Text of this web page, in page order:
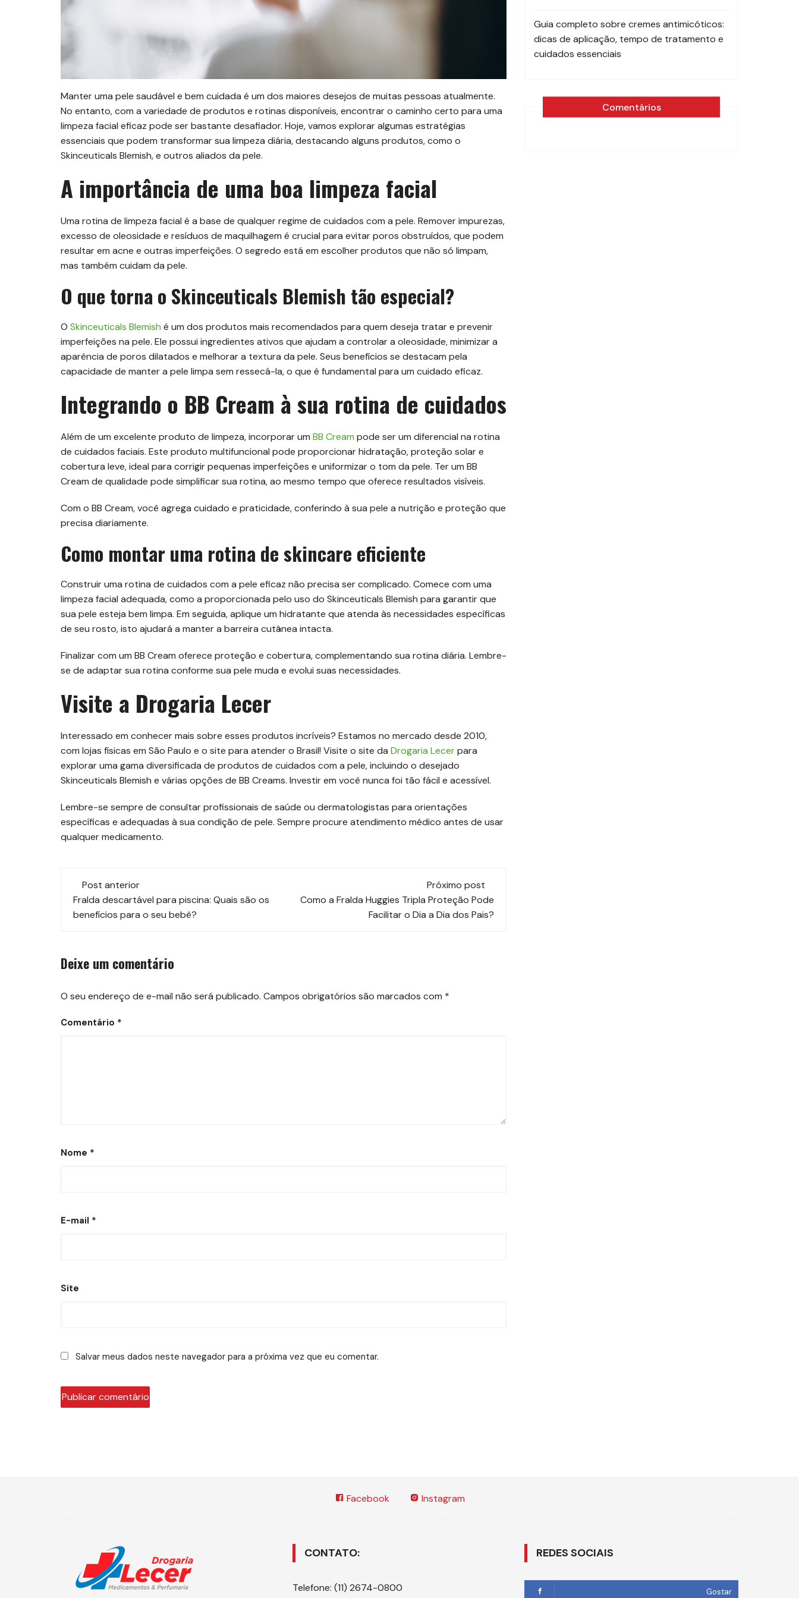
Manter uma pele saudável e bem cuidada é um dos maiores desejos de muitas pessoas atualmente.
No entanto, com a variedade de produtos e rotinas disponíveis, encontrar o caminho certo para uma
limpeza facial eficaz pode ser bastante desafiador. Hoje, vamos explorar algumas estratégias
essenciais que podem transformar sua limpeza diária, destacando alguns produtos, como o
Skinceuticals Blemish, e outros aliados da pele.
A importância de uma boa limpeza facial
Uma rotina de limpeza facial é a base de qualquer regime de cuidados com a pele. Remover impurezas,
excesso de oleosidade e resíduos de maquilhagem é crucial para evitar poros obstruídos, que podem
resultar em acne e outras imperfeições. O segredo está em escolher produtos que não só limpam,
mas também cuidam da pele.
O que torna o Skinceuticals Blemish tão especial?
O Skinceuticals Blemish é um dos produtos mais recomendados para quem deseja tratar e prevenir
imperfeições na pele. Ele possui ingredientes ativos que ajudam a controlar a oleosidade, minimizar a
aparência de poros dilatados e melhorar a textura da pele. Seus benefícios se destacam pela
capacidade de manter a pele limpa sem ressecá-la, o que é fundamental para um cuidado eficaz.
Integrando o BB Cream à sua rotina de cuidados
Além de um excelente produto de limpeza, incorporar um BB Cream pode ser um diferencial na rotina
de cuidados faciais. Este produto multifuncional pode proporcionar hidratação, proteção solar e
cobertura leve, ideal para corrigir pequenas imperfeições e uniformizar o tom da pele. Ter um BB
Cream de qualidade pode simplificar sua rotina, ao mesmo tempo que oferece resultados visíveis.
Com o BB Cream, você agrega cuidado e praticidade, conferindo à sua pele a nutrição e proteção que
precisa diariamente.
Como montar uma rotina de skincare eficiente
Construir uma rotina de cuidados com a pele eficaz não precisa ser complicado. Comece com uma
limpeza facial adequada, como a proporcionada pelo uso do Skinceuticals Blemish para garantir que
sua pele esteja bem limpa. Em seguida, aplique um hidratante que atenda às necessidades específicas
de seu rosto, isto ajudará a manter a barreira cutânea intacta.
Finalizar com um BB Cream oferece proteção e cobertura, complementando sua rotina diária. Lembre-
se de adaptar sua rotina conforme sua pele muda e evolui suas necessidades.
Visite a Drogaria Lecer
Interessado em conhecer mais sobre esses produtos incríveis? Estamos no mercado desde 2010,
com lojas físicas em São Paulo e o site para atender o Brasil! Visite o site da Drogaria Lecerpara
explorar uma gama diversificada de produtos de cuidados com a pele, incluindo o desejado
Skinceuticals Blemish e várias opções de BB Creams. Investir em você nunca foi tão fácil e acessível.
Lembre-se sempre de consultar profissionais de saúde ou dermatologistas para orientações
específicas e adequadas à sua condição de pele. Sempre procure atendimento médico antes de usar
qualquer medicamento.
Navegação
de
Post anterior
Fralda descartável para piscina: Quais são os
benefícios para o seu bebê?
Próximo post
Como a Fralda Huggies Tripla Proteção Pode
Facilitar o Dia a Dia dos Pais?
Deixe um comentário
O seu endereço de e-mail não será publicado. Campos obrigatórios são marcados com *
Comentário *
Nome *
E-mail *
Site
Salvar meus dados neste navegador para a próxima vez que eu comentar.
Guia completo sobre cremes antimicóticos:
dicas de aplicação, tempo de tratamento e
cuidados essenciais
Comentários
Facebook Instagram
CONTATO:
Telefone: (11) 2674-0800
REDES SOCIAIS
Gostar